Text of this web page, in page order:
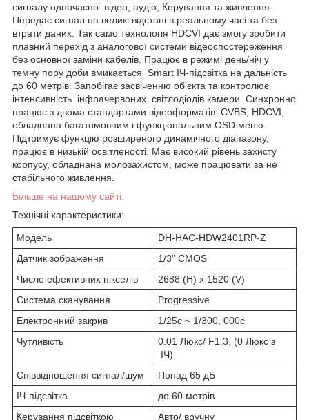
сигналу одночасно: відео, аудіо, Керування та живлення.
Передає сигнал на великі відстані в реальному часі та без
втрати даних. Так само технологія HDCVI дає змогу зробити
плавний перехід з аналогової системи відеоспостереження
без основної заміни кабелів. Працює в режимі день/ніч у
темну пору доби вмикається Smart ІЧ-підсвітка на дальність
до 60 метрів. Запобігає засвіченню об'єкта та контролює
інтенсивність інфрачервоних світлодіодів камери. Синхронно
працює з двома стандартами відеоформатів: CVBS, HDCVI,
обладнана багатомовним і функціональним OSD меню.
Підтримує функцію розширеного динамічного діапазону,
працює в низькій освітленості. Має високий рівень захисту
корпусу, обладнана молозахистом, може працювати за не
стабільного живлення.
Більше на нашому сайті.
Технічні характеристики:
Модель
DH-HAC-HDW2401RP-Z
Датчик зображення
1/3" CMOS
Число ефективних пікселів
2688 (H) х 1520 (V)
Система сканування
Progressive
Електронний закрив
1/25с ~ 1/300, 000с
Чутливість
0.01 Люкс/ F1.3, (0 Люкс з
ІЧ)
Співвідношення сигнал/шум
Понад 65 дБ
ІЧ-підсвітка
до 60 метрів
Керування підсвіткою
Авто/ вручну